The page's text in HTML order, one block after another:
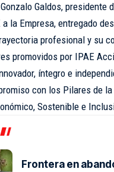
Galdos, presidente
a la Empresa, entregado
profesional y su
promovidos por IPAE
íntegro e
con los Pilares de
Sostenible e
Frontera en